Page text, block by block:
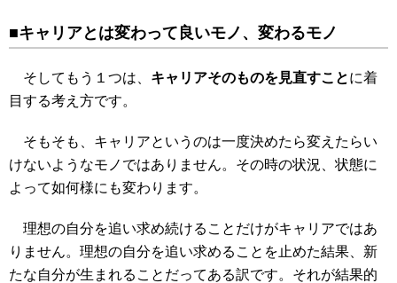
■キャリアとは変わって良いモノ、変わるモノ
そしてもう１つは、 キャリアそのものを見直すことに着
目する考え方です。
そもそも、キャリアというのは一度決めたら変えたらい
けないようなモノではありません。その時の状況、状態に
よって如何様にも変わります。
理想の自分を追い求め続けることだけがキャリアではあ
りません。理想の自分を追い求めることを止めた結果、新
たな自分が生まれることだってある訳です。それが結果的